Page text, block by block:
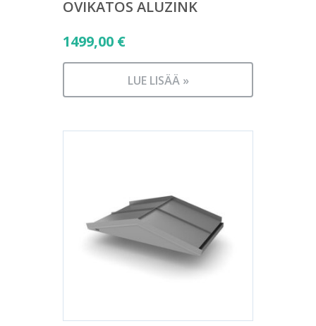
OVIKATOS ALUZINK
1499,00 €
LUE LISÄÄ »